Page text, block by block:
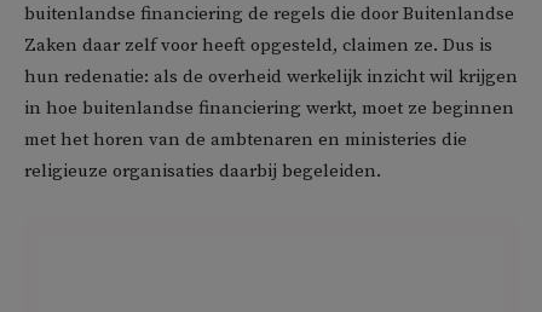
buitenlandse financiering de regels die door Buitenlandse
Zaken daar zelf voor heeft opgesteld, claimen ze. Dus is
hun redenatie: als de overheid werkelijk inzicht wil krijgen
in hoe buitenlandse financiering werkt, moet ze beginnen
met het horen van de ambtenaren en ministeries die
religieuze organisaties daarbij begeleiden.